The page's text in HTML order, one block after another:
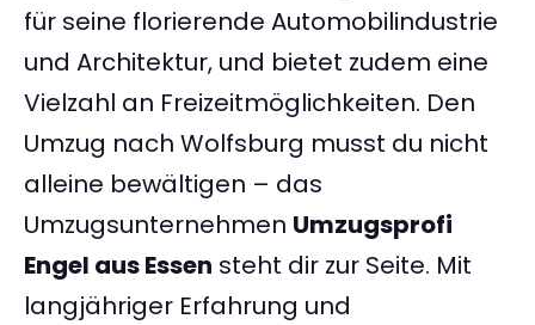
für seine florierende Automobilindustrie
und Architektur, und bietet zudem eine
Vielzahl an Freizeitmöglichkeiten. Den
Umzug nach Wolfsburg musst du nicht
alleine bewältigen – das
Umzugsunternehmen Umzugsprofi
Engel aus Essen steht dir zur Seite. Mit
langjähriger Erfahrung und